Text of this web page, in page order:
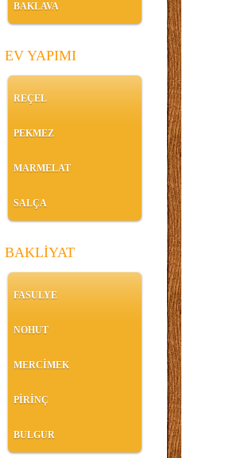
BAKLAVA
EV YAPIMI
REÇEL
PEKMEZ
MARMELAT
SALÇA
BAKLİYAT
FASULYE
NOHUT
MERCİMEK
PİRİNÇ
BULGUR